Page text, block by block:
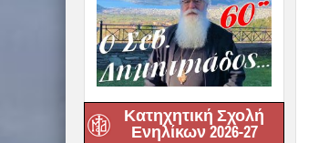
Κατηχητική Σχολή
Ενηλίκων 2026-27